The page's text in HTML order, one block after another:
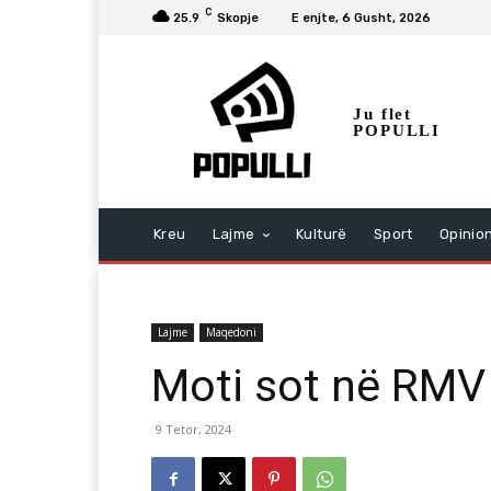
25.9 C Skopje E enjte, 6 Gusht, 2026
Ju flet
POPULLI
Kreu Lajme Kulturë Sport
Lajme Maqedoni
Moti sot në RMV
9 Tetor, 2024